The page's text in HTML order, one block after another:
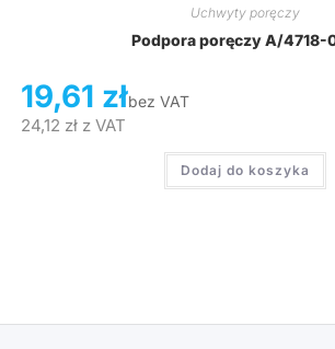
Uchwyty poręczy
Podpora poręczy A/4718-
19,61 złbez VAT
24,12 złz VAT
Dodaj do koszyka